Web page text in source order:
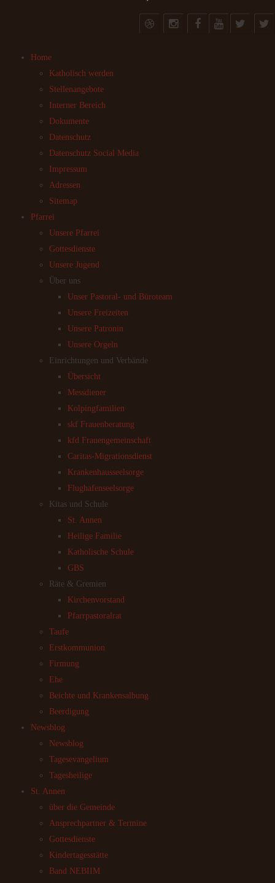
Home
Katholisch werden
Stellenangebote
Interner Bereich
Dokumente
Datenschutz
Datenschutz Social Media
Impressum
Adressen
Sitemap
Pfarrei
Unsere Pfarrei
Gottesdienste
Unsere Jugend
Über uns
Unser Pastoral- und Büroteam
Unsere Freizeiten
Unsere Patronin
Unsere Orgeln
Einrichtungen und Verbände
Übersicht
Messdiener
Kolpingfamilien
skf Frauenberatung
kfd Frauengemeinschaft
Caritas-Migrationsdienst
Krankenhausseelsorge
Flughafenseelsorge
Kitas und Schule
St. Annen
Heilige Familie
Katholische Schule
GBS
Räte & Gremien
Kirchenvorstand
Pfarrpastoralrat
Taufe
Erstkommunion
Firmung
Ehe
Beichte und Krankensalbung
Beerdigung
Newsblog
Newsblog
Tagesevangelium
Tagesheilige
St. Annen
über die Gemeinde
Ansprechpartner & Termine
Gottesdienste
Kindertagesstätte
Band NEBIIM